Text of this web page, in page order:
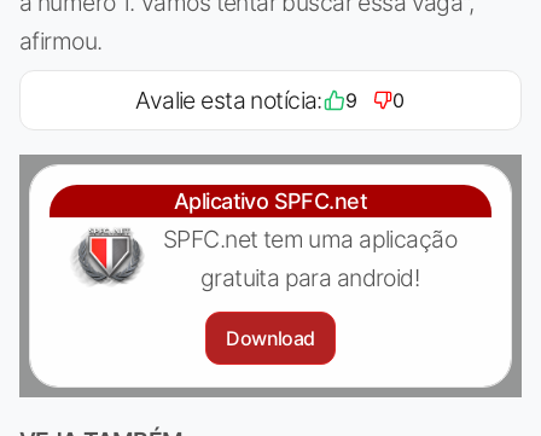
afirmou.
Avalie esta notícia: 9 0
Aplicativo SPFC.net
SPFC.net tem uma aplicação
gratuita para android!
Download